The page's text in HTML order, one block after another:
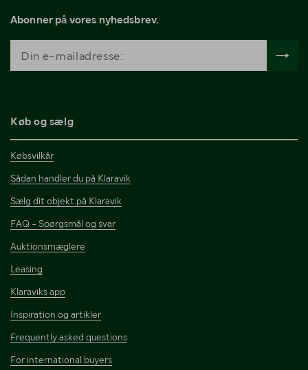
Abonner på vores nyhedsbrev.
Køb og sælg
Købsvilkår
Sådan handler du på Klaravik
Sælg dit objekt på Klaravik
FAQ - Spørgsmål og svar
Auktionsmæglere
Leasing
Klaraviks app
Inspiration og artikler
Frequently asked questions
For international buyers